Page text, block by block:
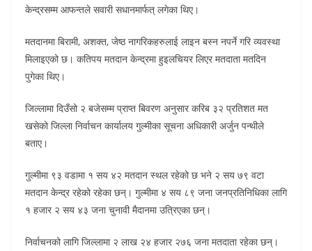
केन्द्रसम्म आफन्तले सवारी सधानमार्फत् लगेका थिए।
मतदानमा बिरामी, अशक्त, जेष्ठ नागरिकहरुलाई लाइन बस्न नपर्ने गरि व्यवस्था
मिलाइएको छ। कतिपय मतदान केन्द्रमा हुइलचियर लिएर मतदाता मतदिन
पुगेका थिए।
जिल्लामा दिउँसो २ बजेसम्म प्राप्त बिवरण अनुसार करिब ३२ प्रतिशत मत
खसेको जिल्ला निर्वाचन कार्यालय गुल्मीका सूचना अधिकारी अर्जुन पन्थीले
बताए।
गुल्मीमा ९३ वडामा १ सय ४२ मतदान स्थल रहेको छ भने २ सय ७९ वटा
मतदान केन्द्र रहेको रहेका छन्। गुल्मीमा ४ सय ८९ जना जनप्रतिनिधिका लागि
१ हजार २ सय ४३ जना चुनावी मैदानमा उत्रिएका छन्।
निर्वाचनको लागि जिल्लामा २ लाख २४ हजार २७६ जना मतदाता रहेका छन्।